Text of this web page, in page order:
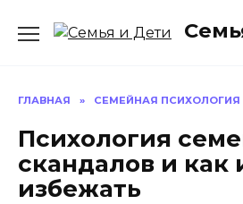
ГЛАВНАЯ » СЕМЕЙНАЯ ПСИХОЛОГИЯ
Психология
скандалов и как
избежать